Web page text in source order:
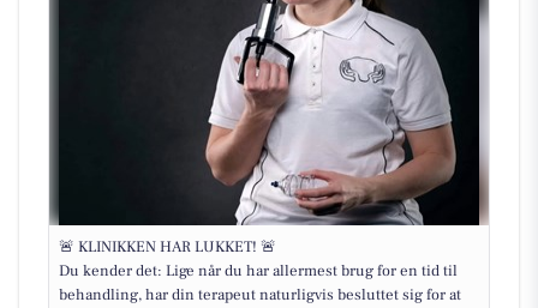
🚨 KLINIKKEN HAR LUKKET! 🚨
​Du kender det: Lige når du har allermest brug for en tid til
behandling, har din terapeut naturligvis besluttet sig for at